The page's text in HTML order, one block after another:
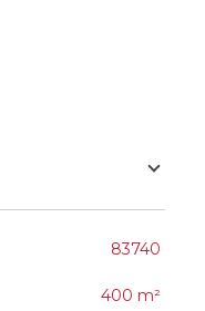
83740
400 m²